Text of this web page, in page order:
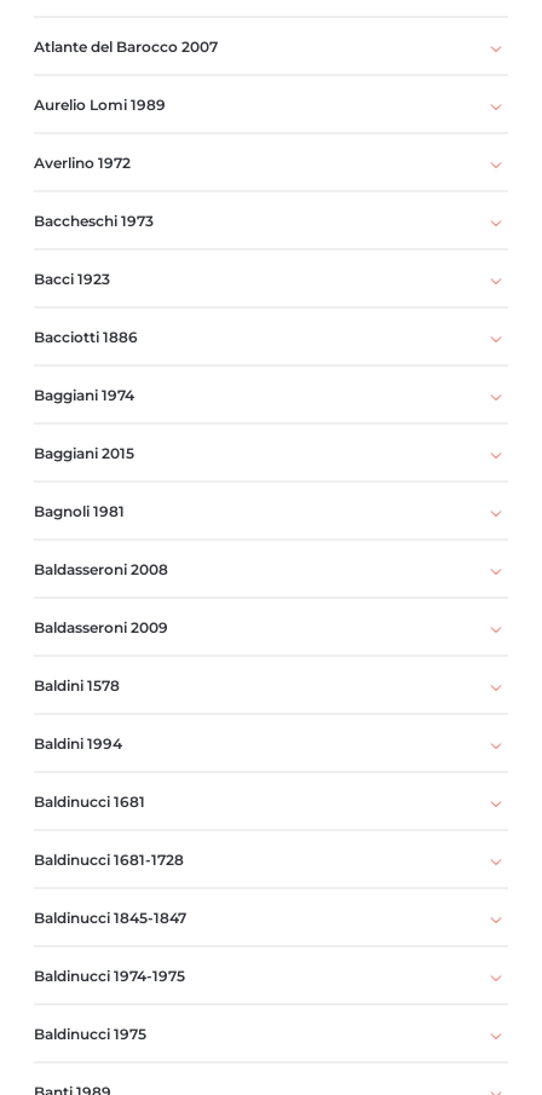
Atlante del Barocco 2007
Aurelio Lomi 1989
Averlino 1972
Baccheschi 1973
Bacci 1923
Bacciotti 1886
Baggiani 1974
Baggiani 2015
Bagnoli 1981
Baldasseroni 2008
Baldasseroni 2009
Baldini 1578
Baldini 1994
Baldinucci 1681
Baldinucci 1681-1728
Baldinucci 1845-1847
Baldinucci 1974-1975
Baldinucci 1975